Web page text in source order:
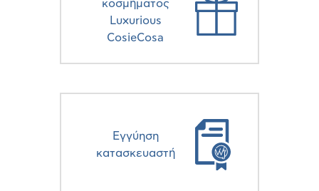
κοσμήματος
Luxurious
CosieCosa
Eγγύηση
κατασκευαστή